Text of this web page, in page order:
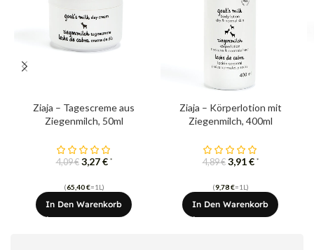
Ziaja – Tagescreme aus
Ziegenmilch, 50ml
4,09€ 3,27€ *
(65,40€=1L)
In Den Warenkorb
Ziaja – Körperlotion mit
Ziegenmilch, 400ml
4,89€ 3,91€ *
(9,78€=1L)
In Den Warenkorb